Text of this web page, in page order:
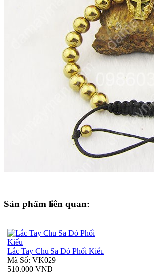
Sản phẩm liên quan:
Lắc Tay Chu Sa Đỏ Phối Kiểu
Mã Số: VK029
510.000 VNĐ